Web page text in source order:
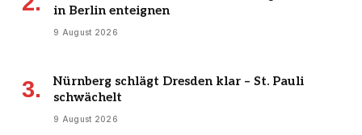
in Berlin enteignen
9 August 2026
Nürnberg schlägt Dresden klar – St. Pauli
schwächelt
9 August 2026